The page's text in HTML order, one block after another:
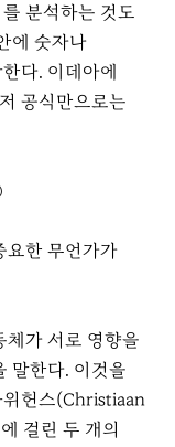
분석하는 것도
에 숫자나
다. 이데아에
공식만으로는
요한 무언가가
체가 서로 영향을
말한다. 이것을
위헌스(Christiaan
걸린 두 개의